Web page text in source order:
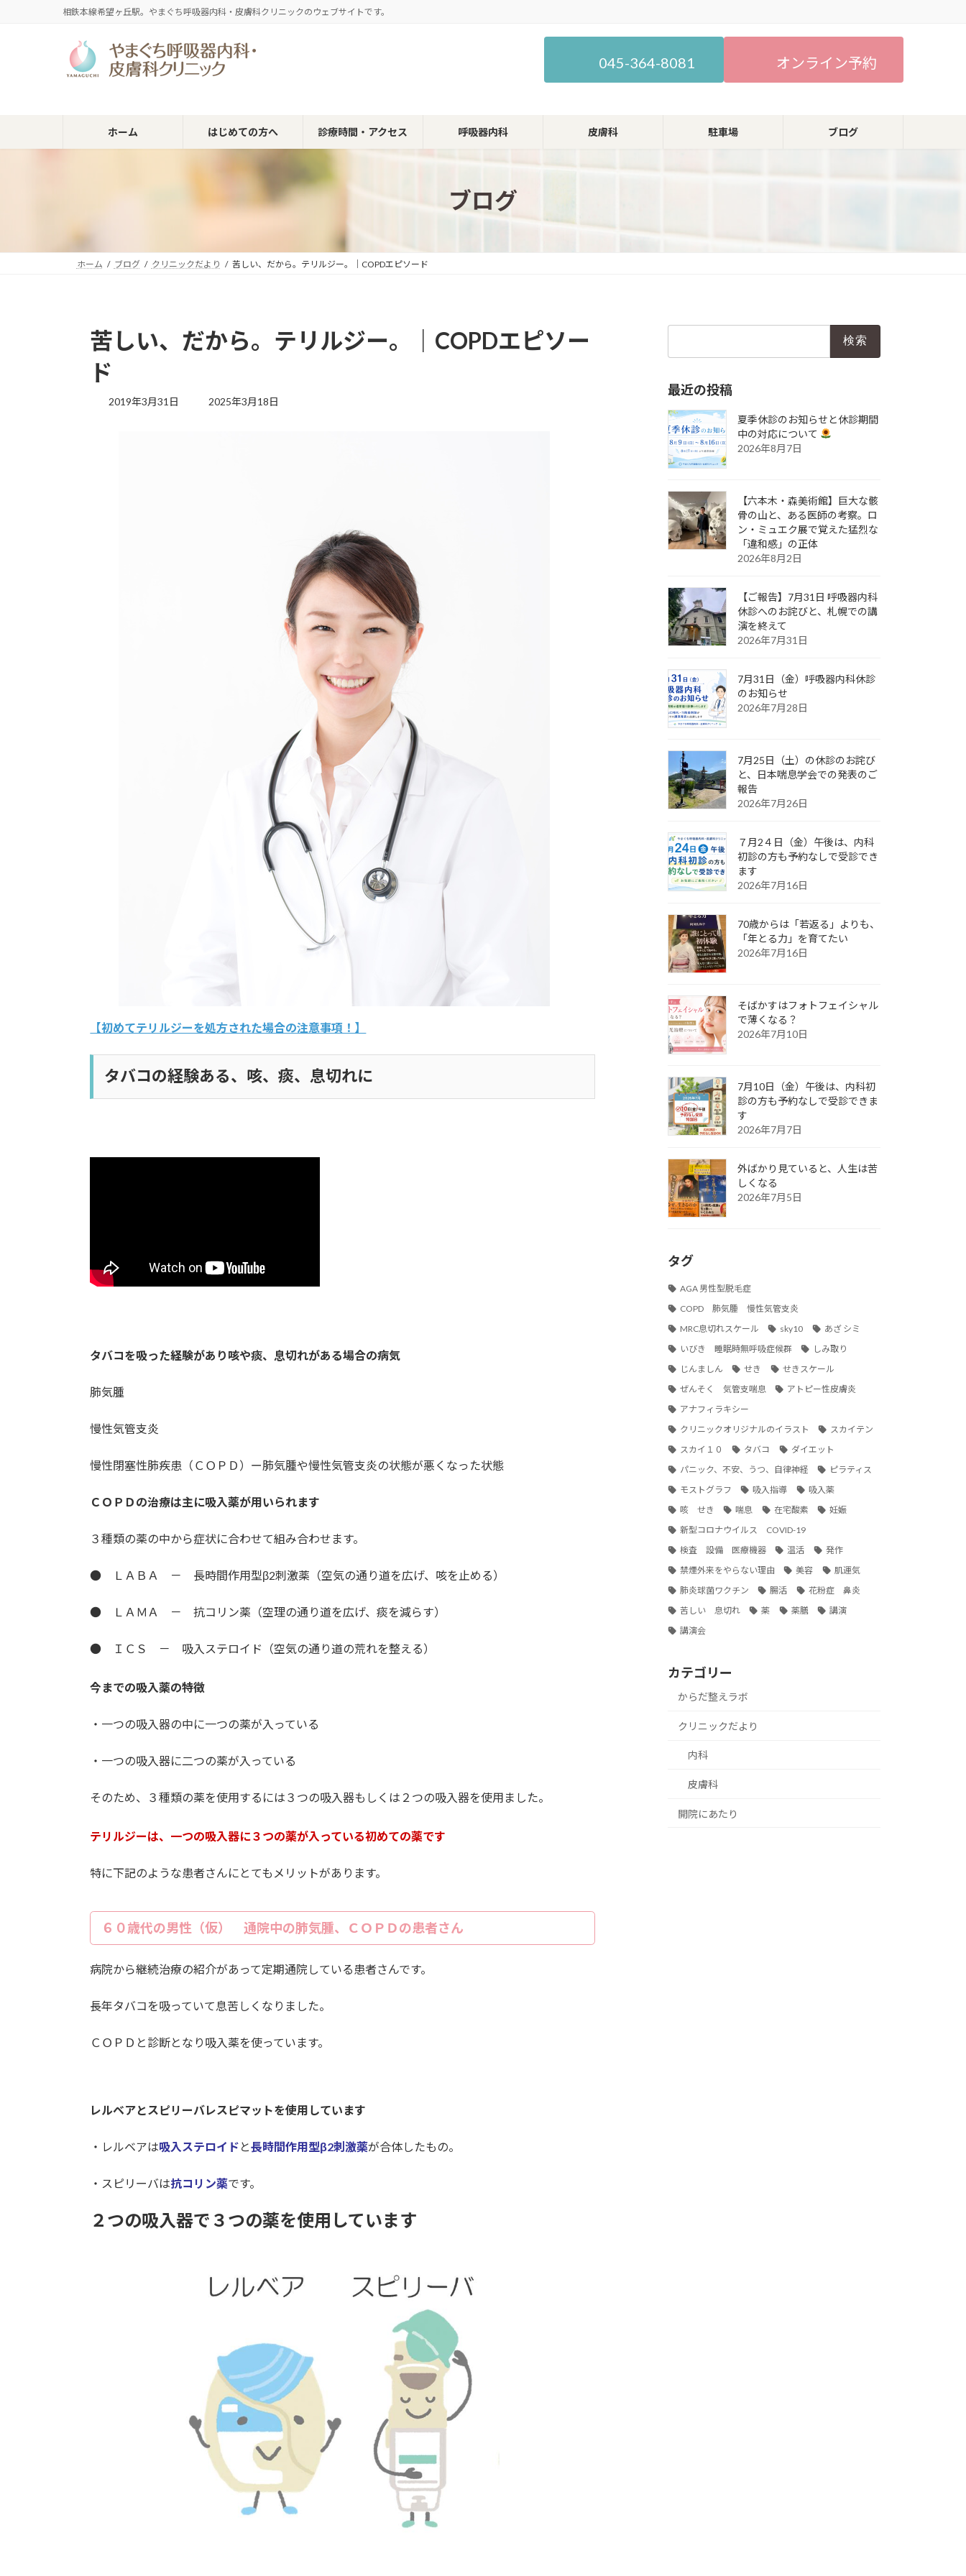
ッ
移
相鉄本線希望ヶ丘駅。やまぐち呼吸器内科・皮膚科クリニックのウェブサイトです。
045-364-8081 オンライン予約
ホーム はじめての方へ 診療時間・アクセス 呼吸器内科 皮膚科 駐車場 ブログ
ブログ
ホーム ブログ クリニックだより 苦しい、だから。テリルジー。｜COPDエピソード
苦しい、だから。テリルジー。｜COPDエピソー
ド
2019年3月31日
最
2025年3月18日
【初めてテリルジーを処方された場合の注意事項！】
タバコの経験ある、咳、痰、息切れに
タバコを吸った経験があり咳や痰、息切れがある場合の病気
肺気腫
慢性気管支炎
慢性閉塞性肺疾患（ＣＯＰＤ）ー肺気腫や慢性気管支炎の状態が悪くなった状態
ＣＯＰＤの治療は主に吸入薬が用いられます
３種類の薬の中から症状に合わせて組み合わせます。
● ＬＡＢＡ － 長時間作用型β2刺激薬（空気の通り道を広げ、咳を止める）
● ＬＡＭＡ － 抗コリン薬（空理の通り道を広げ、痰を減らす）
● ＩＣＳ － 吸入ステロイド（空気の通り道の荒れを整える）
今までの吸入薬の特徴
・一つの吸入器の中に一つの薬が入っている
・一つの吸入器に二つの薬が入っている
そのため、３種類の薬を使用するには３つの吸入器もしくは２つの吸入器を使用ました。
テリルジーは、一つの吸入器に３つの薬が入っている初めての薬です
特に下記のような患者さんにとてもメリットがあります。
６０歳代の男性（仮） 通院中の肺気腫、ＣＯＰＤの患者さん
病院から継続治療の紹介があって定期通院している患者さんです。
長年タバコを吸っていて息苦しくなりました。
ＣＯＰＤと診断となり吸入薬を使っています。
レルベアとスピリーバレスピマットを使用しています
・レルベアは吸入ステロイド と長時間作用型β2刺激薬が合体したもの。
・スピリーバは抗コリン薬です。
２つの吸入器で３つの薬を使用しています
最近の投稿
夏季休診のお知らせと休診期間
中の対応について
2026年8月7日
【六本木・森美術館】巨大な骸
骨の山と、ある医師の考察。ロ
ン・ミュエク展で覚えた猛烈な
「違和感」の正体
2026年8月2日
【ご報告】7月31日 呼吸器内科
休診へのお詫びと、札幌での講
演を終えて
2026年7月31日
7月31日（金）呼吸器内科休診
のお知らせ
2026年7月28日
7月25日（土）の休診のお詫び
と、日本喘息学会での発表のご
報告
2026年7月26日
７月2４日（金）午後は、内科
初診の方も予約なしで受診でき
ます
2026年7月16日
70歳からは「若返る」よりも、
「年とる力」を育てたい
2026年7月16日
そばかすはフォトフェイシャル
で薄くなる？
2026年7月10日
7月10日（金）午後は、内科初
診の方も予約なしで受診できま
す
2026年7月7日
外ばかり見ていると、人生は苦
しくなる
2026年7月5日
タグ
AGA 男性型脱毛症
COPD 肺気腫 慢性気管支炎
MRC息切れスケール
sky10
あざ シミ
いびき 睡眠時無呼吸症候群
しみ取り
じんましん
せき
せきスケール
ぜんそく 気管支喘息
アトピー性皮膚炎
アナフィラキシー
クリニックオリジナルのイラスト
スカイテン
スカイ１０
タバコ
ダイエット
パニック、不安、うつ、自律神経
ピラティス
モストグラフ
吸入指導
吸入薬
咳 せき
喘息 在宅酸素
妊娠
新型コロナウイルス COVID-19
検査 設備 医療機器
温活
発作
禁煙外来をやらない理由
美容
肌運気
肺炎球菌ワクチン
腸活
花粉症 鼻炎
苦しい 息切れ
薬 薬膳
講演
講演会
カテゴリー
からだ整えラボ
クリニックだより
内科
皮膚科
開院にあたり